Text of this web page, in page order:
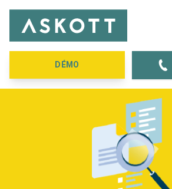
Skip to content
DÉMO